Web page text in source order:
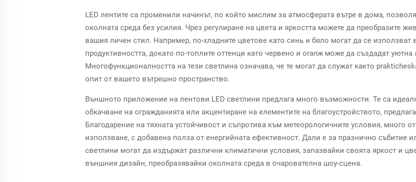
LED лентите са променили начинът, по който мислим за атмосферата вътре в дома,
околната среда без усилия. Чрез регулиране на цвета и яркостта можете да преобразите
вашия личен стил. Например, по-хладните цветове като синь и бяло могат да се
продуктивността, докато по-топлите оттенци като червено и oranж може да създадат
Многофункционалността на тези светлина означава, че те могат да служат както
опит от вашето вътрешно пространство.
Външното приложение на лентови LED светлини предлага много възможности. Те са
обкачване на огражданията или акцентиране на елементите на благоустройството,
Благодарение на тяхната устойчивост и съпротива към метеорологичните условия, много
използване, с добавена полза от енергийната ефективност. Дали е за празнично събитие
светлини могат да издържат различни климатични условия, запазвайки своята яркост и
външния дизайн, преобразявайки околната среда в очарователна шоу-сцена.